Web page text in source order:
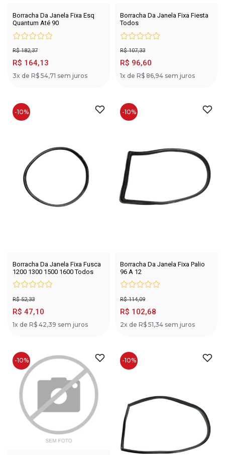
Borracha Da Janela Fixa Esq
Quantum Até 90
R$ 182,37
R$ 164,13
3x de R$ 54,71 sem juros
Borracha Da Janela Fixa Fiesta
Todos
R$ 107,33
R$ 96,60
1x de R$ 86,94 sem juros
-10%
Borracha Da Janela Fixa Fusca
1200 1300 1500 1600 Todos
R$ 52,33
R$ 47,10
1x de R$ 42,39 sem juros
-10%
Borracha Da Janela Fixa Palio
96 A 12
R$ 114,09
R$ 102,68
2x de R$ 51,34 sem juros
-10% -10%